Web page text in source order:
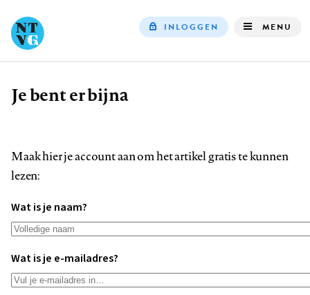
INLOGGEN MENU
Kruimelpad
Je bent er bijna
Maak hier je account aan om het artikel gratis te kunnen
lezen:
Wat is je naam?
Wat is je e-mailadres?